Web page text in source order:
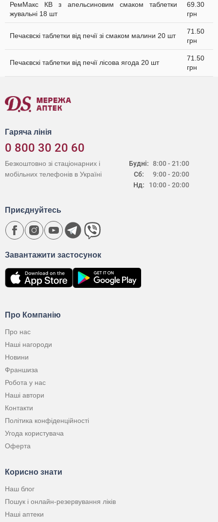
РемМакс КВ з апельсиновим смаком таблетки
жувальні 18 шт
69.30
грн
Печаєвскі таблетки від печії зі смаком малини 20 шт
71.50
грн
Печаєвскі таблетки від печії лісова ягода 20 шт
71.50
грн
Гаряча лінія
0 800 30 20 60
Будні:
Сб:
Нд:
8:00 - 21:00
9:00 - 20:00
10:00 - 20:00
Безкоштовно зі стаціонарних і
мобільних телефонів в Україні
Про Компанію
Про нас
Наші нагороди
Новини
Франшиза
Робота у нас
Наші автори
Контакти
Політика конфіденційності
Угода користувача
Оферта
Корисно знати
Наш блог
Пошук і онлайн-резервування ліків
Наші аптеки
Завантажити застосунок
Приєднуйтесь